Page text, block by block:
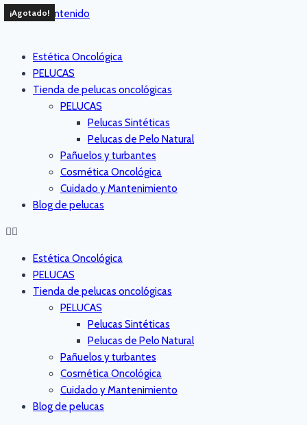
Saltar al contenido
Estética Oncológica
PELUCAS
Tienda de pelucas oncológicas
PELUCAS
Pelucas Sintéticas
Pelucas de Pelo Natural
Pañuelos y turbantes
Cosmética Oncológica
Cuidado y Mantenimiento
Blog de pelucas
Estética Oncológica
PELUCAS
Tienda de pelucas oncológicas
PELUCAS
Pelucas Sintéticas
Pelucas de Pelo Natural
Pañuelos y turbantes
Cosmética Oncológica
Cuidado y Mantenimiento
Blog de pelucas
¡Agotado!